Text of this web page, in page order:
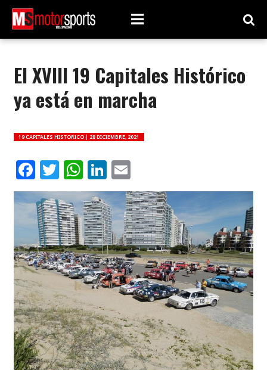
El XVIII 19 Capitales Histórico
ya está en marcha
19 CAPITALES HISTORICO | 28 DICIEMBRE, 2021
Facebook
Twitter
WhatsApp
LinkedIn
Email